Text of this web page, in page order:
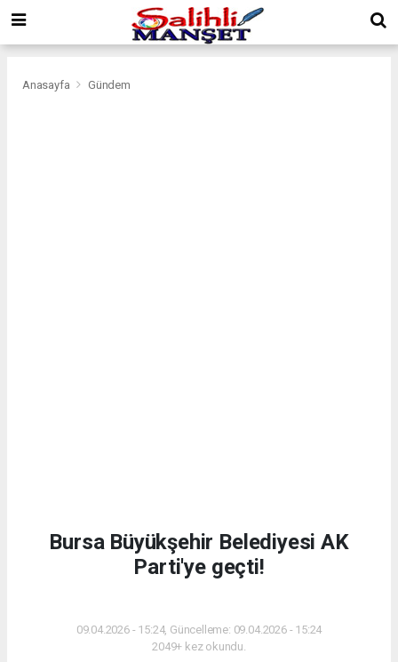
Anasayfa Gündem
Bursa Büyükşehir Belediyesi AK
Parti'ye geçti!
09.04.2026 - 15:24, Güncelleme: 09.04.2026 - 15:24
2049+ kez okundu.